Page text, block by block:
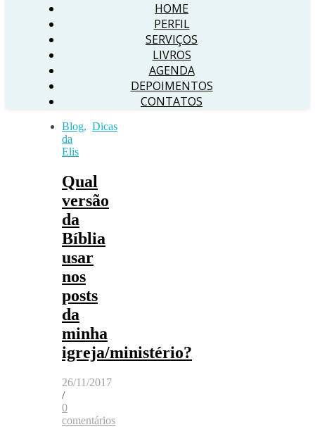
HOME
PERFIL
SERVIÇOS
LIVROS
AGENDA
DEPOIMENTOS
CONTATOS
Blog, Dicas
da
Elis
Qual
versão
da
Bíblia
usar
nos
posts
da
minha
igreja/ministério?
26/11/2017
/
0
comentários